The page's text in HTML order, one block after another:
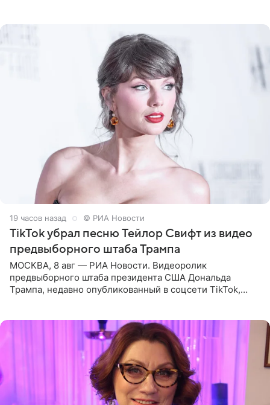
19 часов назад © РИА Новости
TikTok убрал песню Тейлор Свифт из видео
предвыборного штаба Трампа
МОСКВА, 8 авг — РИА Новости. Видеоролик
предвыборного штаба президента США Дональда
Трампа, недавно опубликованный в соцсети TikTok,